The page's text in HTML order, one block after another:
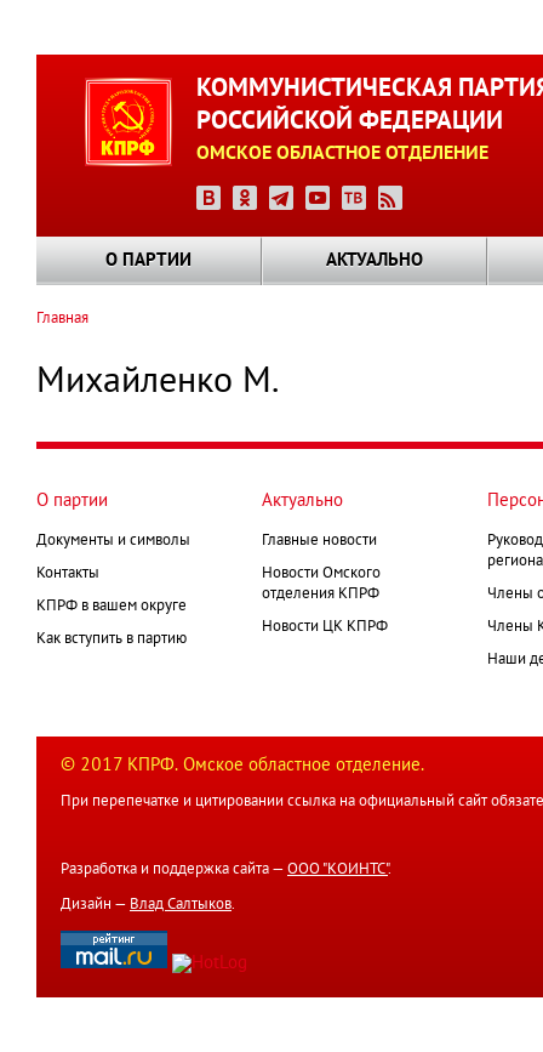
КОММУНИСТИЧЕСКАЯ
РОССИЙСКОЙ ФЕДЕРАЦИИ
ОМСКОЕ ОБЛАСТНОЕ ОТДЕЛЕНИЕ
О ПАРТИИ АКТУАЛЬНО
навигации
Главная
Михайленко М.
О партии
Документы и символы
Контакты
КПРФ в вашем округе
Как вступить в партию
Актуально
Главные новости
Новости Омского
отделения КПРФ
Новости ЦК КПРФ
Члены
Члены
Наши
© 2017 КПРФ. Омское областное отделение.
При перепечатке и цитировании ссылка на официальный сайт
Разработка и поддержка сайта — ООО "КОИНТС".
Дизайн — Влад Салтыков.